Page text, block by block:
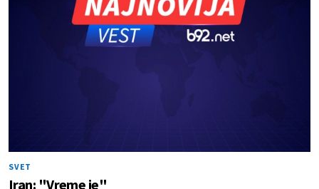
SVET
Iran: "Vreme je"